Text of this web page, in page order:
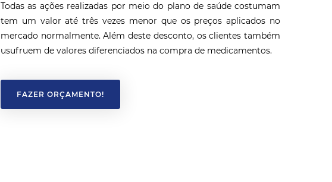
Todas as ações realizadas por meio do plano de saúde costumam
tem um valor até três vezes menor que os preços aplicados no
mercado normalmente. Além deste desconto, os clientes também
usufruem de valores diferenciados na compra de medicamentos.
FAZER ORÇAMENTO!